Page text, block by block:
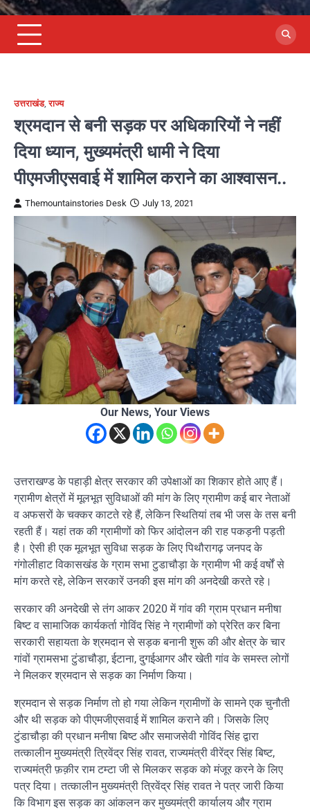
उत्तराखंड,राज्य
श्रमदान से बनी सड़क पर अधिकारियों ने नहीं
दिया ध्यान, मुख्यमंत्री धामी ने दिया
पीएमजीएसवाई में शामिल कराने का आश्वासन..
Themountainstories Desk July 13, 2021
Our News, Your Views
उत्तराखण्ड के पहाड़ी क्षेत्र सरकार की उपेक्षाओं का शिकार होते आए हैं।
ग्रामीण क्षेत्रों में मूलभूत सुविधाओं की मांग के लिए ग्रामीण कई बार नेताओं
व अफसरों के चक्कर काटते रहे हैं, लेकिन स्थितियां तब भी जस के तस बनी
रहती हैं। यहां तक की ग्रामीणों को फिर आंदोलन की राह पकड़नी पड़ती
है। ऐसी ही एक मूलभूत सुविधा सड़क के लिए पिथौरागढ़ जनपद के
गंगोलीहाट विकासखंड के ग्राम सभा टुडाचौड़ा के ग्रामीण भी कई वर्षों से
मांग करते रहे, लेकिन सरकारें उनकी इस मांग की अनदेखी करते रहे।
सरकार की अनदेखी से तंग आकर 2020 में गांव की ग्राम प्रधान मनीषा
बिष्ट व सामाजिक कार्यकर्ता गोविंद सिंह ने ग्रामीणों को प्रेरित कर बिना
सरकारी सहायता के श्रमदान से सड़क बनानी शुरू की और क्षेत्र के चार
गांवों ग्रामसभा टुंडाचौड़ा, ईटाना, दुगईआगर और खेती गांव के समस्त लोगों
ने मिलकर श्रमदान से सड़क का निर्माण किया।
श्रमदान से सड़क निर्माण तो हो गया लेकिन ग्रामीणों के सामने एक चुनौती
और थी सड़क को पीएमजीएसवाई में शामिल कराने की। जिसके लिए
टुंडाचौड़ा की प्रधान मनीषा बिष्ट और समाजसेवी गोविंद सिंह द्वारा
तत्कालीन मुख्यमंत्री त्रिवेंद्र सिंह रावत, राज्यमंत्री वीरेंद्र सिंह बिष्ट,
राज्यमंत्री फ़क़ीर राम टम्टा जी से मिलकर सड़क को मंजूर करने के लिए
पत्र दिया। तत्कालीन मुख्यमंत्री त्रिवेंद्र सिंह रावत ने पत्र जारी किया
कि विभाग इस सड़क का आंकलन कर मुख्यमंत्री कार्यालय और ग्राम